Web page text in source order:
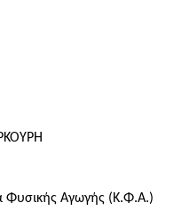
Φυσικής Αγωγής (Κ.Φ.Α.)